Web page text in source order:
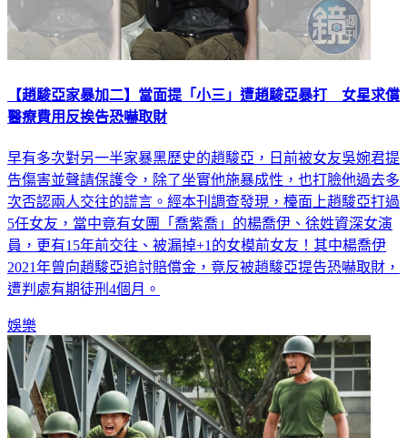
醫療費用反挨告恐嚇取財
告傷害並聲請保護令，除了坐實他施暴成性，也打臉他過去多
次否認兩人交往的謊言。經本刊調查發現，檯面上趙駿亞打過
5任女友，當中竟有女團「喬紫喬」的楊喬伊、徐姓資深女演
員，更有15年前交往、被漏掉+1的女模前女友！其中楊喬伊
2021年曾向趙駿亞追討賠償金，竟反被趙駿亞提告恐嚇取財，
遭判處有期徒刑4個月。